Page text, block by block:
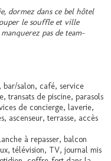
dormez dans ce bel hôtel
le souffle et ville
pas de team-
salon, café, service
transats de piscine, parasols
de concierge, laverie,
ascenseur, terrasse, accès
à repasser, balcon
télévision, TV, journal mis